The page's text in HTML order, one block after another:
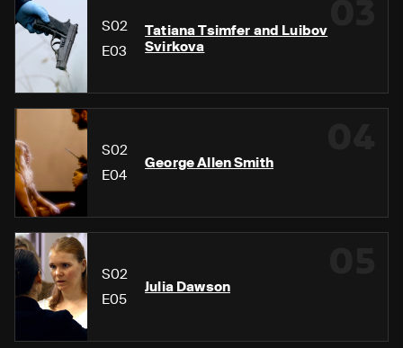
S02
E03
Tatiana Tsimfer and Luibov
Svirkova
S02
E04
George Allen Smith
S02
E05
Julia Dawson